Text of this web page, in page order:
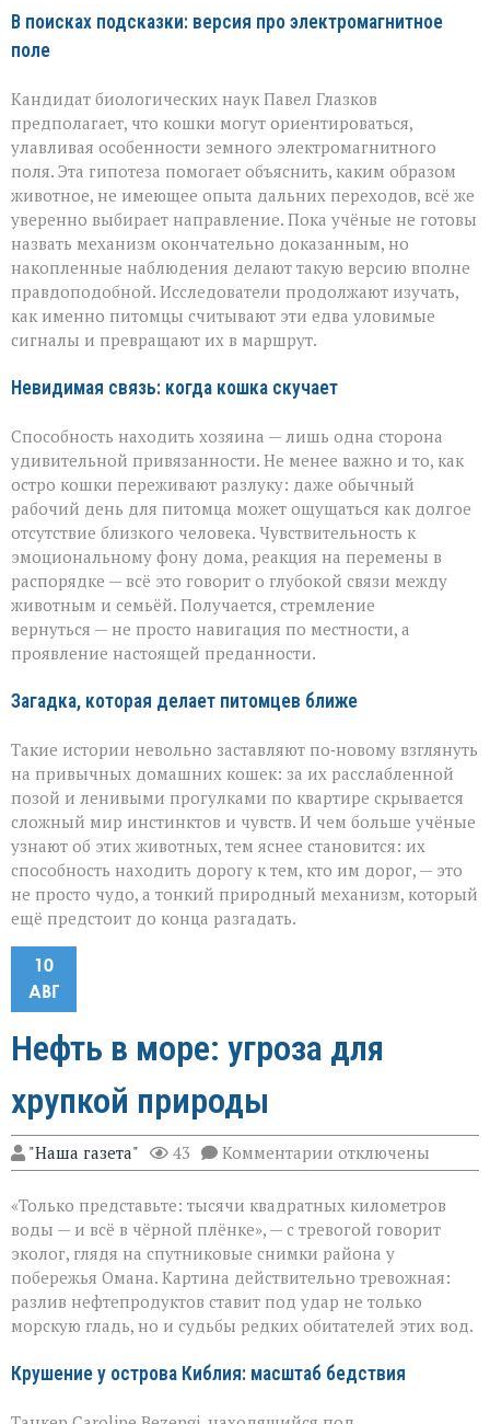
В поисках подсказки: версия про электромагнитное
поле
Кандидат биологических наук Павел Глазков
предполагает, что кошки могут ориентироваться,
улавливая особенности земного электромагнитного
поля. Эта гипотеза помогает объяснить, каким образом
животное, не имеющее опыта дальних переходов, всё же
уверенно выбирает направление. Пока учёные не готовы
назвать механизм окончательно доказанным, но
накопленные наблюдения делают такую версию вполне
правдоподобной. Исследователи продолжают изучать,
как именно питомцы считывают эти едва уловимые
сигналы и превращают их в маршрут.
Невидимая связь: когда кошка скучает
Способность находить хозяина — лишь одна сторона
удивительной привязанности. Не менее важно и то, как
остро кошки переживают разлуку: даже обычный
рабочий день для питомца может ощущаться как долгое
отсутствие близкого человека. Чувствительность к
эмоциональному фону дома, реакция на перемены в
распорядке — всё это говорит о глубокой связи между
животным и семьёй. Получается, стремление
вернуться — не просто навигация по местности, а
проявление настоящей преданности.
Загадка, которая делает питомцев ближе
Такие истории невольно заставляют по‑новому взглянуть
на привычных домашних кошек: за их расслабленной
позой и ленивыми прогулками по квартире скрывается
сложный мир инстинктов и чувств. И чем больше учёные
узнают об этих животных, тем яснее становится: их
способность находить дорогу к тем, кто им дорог, — это
не просто чудо, а тонкий природный механизм, который
ещё предстоит до конца разгадать.
10
АВГ
Нефть в море: угроза для
хрупкой природы
"Наша газета" 43 Комментарии к
записи
в
море:
угроза
для
хрупкой
природы
отключены
«Только представьте: тысячи квадратных километров
воды — и всё в чёрной плёнке», — с тревогой говорит
эколог, глядя на спутниковые снимки района у
побережья Омана. Картина действительно тревожная:
разлив нефтепродуктов ставит под удар не только
морскую гладь, но и судьбы редких обитателей этих вод.
Крушение у острова Киблия: масштаб бедствия